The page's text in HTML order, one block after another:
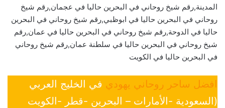
المدينة,رقم شيخ روحاني في البحرين حاليا في عجمان,رقم شيخ
روحاني في البحرين حاليا في ابوظبي,رقم شيخ روحاني في البحرين
حاليا في الدوحة,رقم شيخ روحاني في البحرين حاليا في عمان,رقم
شيخ روحاني في البحرين حاليا في سلطنة عمان,رقم شيخ روحاني
في البحرين حاليا في الكويت
افضل ساحر روحاني يهودي في الخليج العربي
(السعودية -الأمارات – البحرين -قطر -الكويت